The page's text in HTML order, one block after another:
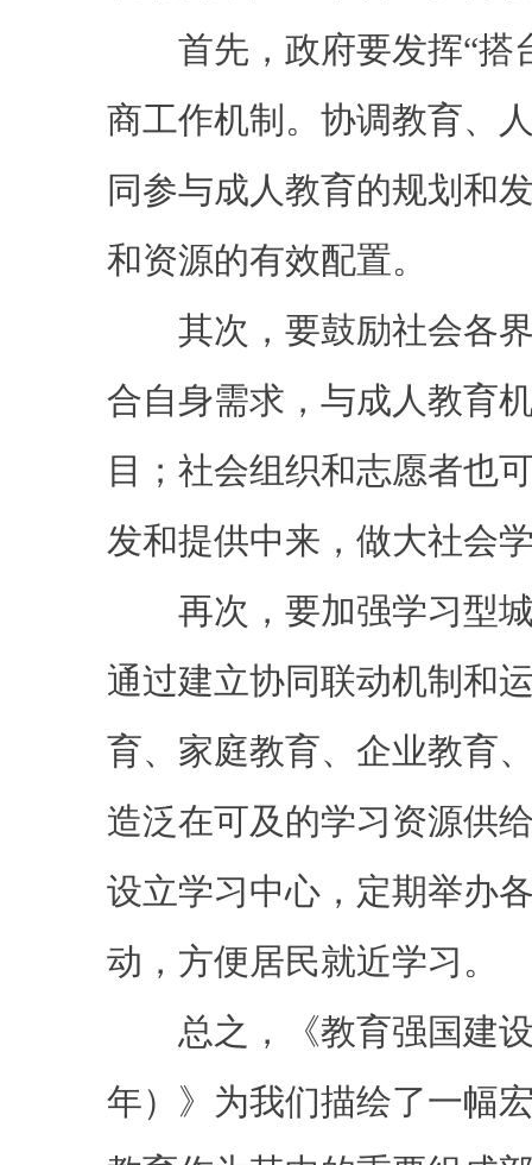
首先，政府要发挥“搭
商工作机制。协调教育、
同参与成人教育的规划和
和资源的有效配置。
其次，要鼓励社会各界
合自身需求，与成人教育
目；社会组织和志愿者也
发和提供中来，做大社会
再次，要加强学习型城
通过建立协同联动机制和
育、家庭教育、企业教育
造泛在可及的学习资源供
设立学习中心，定期举办
动，方便居民就近学习。
总之，《教育强国建设
年）》为我们描绘了一幅